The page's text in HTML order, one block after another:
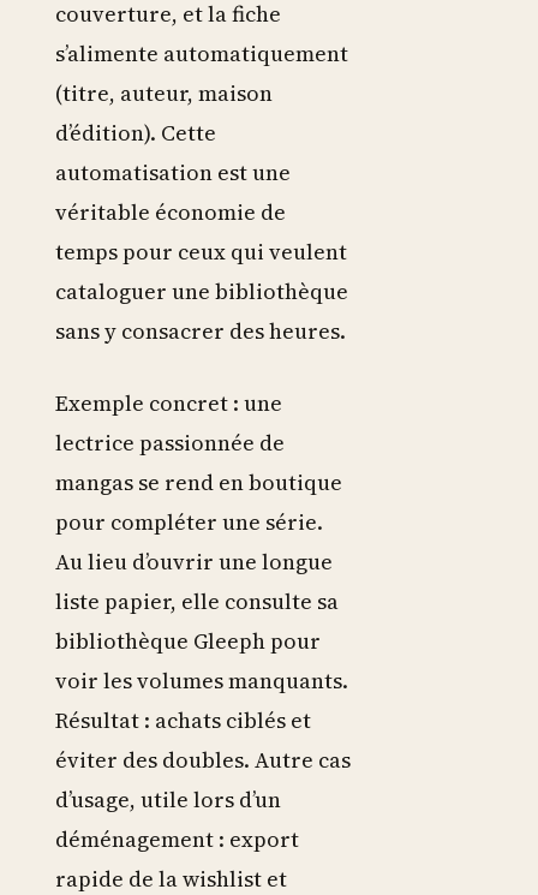
couverture, et la fiche
s’alimente automatiquement
(titre, auteur, maison
d’édition). Cette
automatisation est une
véritable économie de
temps pour ceux qui veulent
cataloguer une bibliothèque
sans y consacrer des heures.
Exemple concret : une
lectrice passionnée de
mangas se rend en boutique
pour compléter une série.
Au lieu d’ouvrir une longue
liste papier, elle consulte sa
bibliothèque Gleeph pour
voir les volumes manquants.
Résultat : achats ciblés et
éviter des doubles. Autre cas
d’usage, utile lors d’un
déménagement : export
rapide de la wishlist et